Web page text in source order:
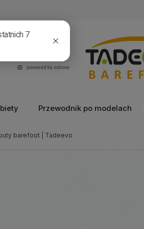
Przewodnik po modelach
barefoot | Tadeevo